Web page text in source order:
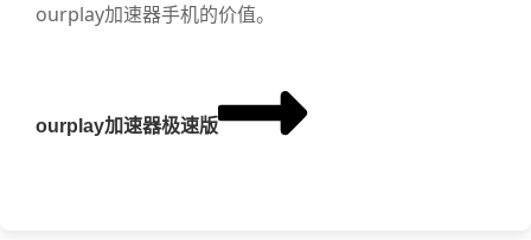
ourplay加速器手机的价值。
ourplay加速器极速版